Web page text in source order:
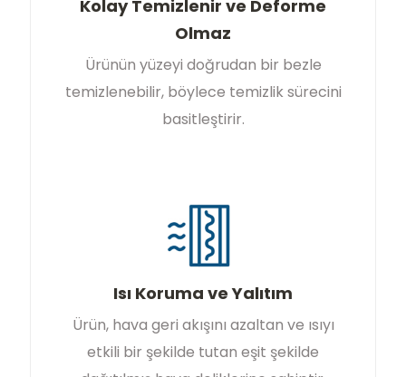
Kolay Temizlenir ve Deforme
Olmaz
Ürünün yüzeyi doğrudan bir bezle
temizlenebilir, böylece temizlik sürecini
basitleştirir.
Isı Koruma ve Yalıtım
Ürün, hava geri akışını azaltan ve ısıyı
etkili bir şekilde tutan eşit şekilde